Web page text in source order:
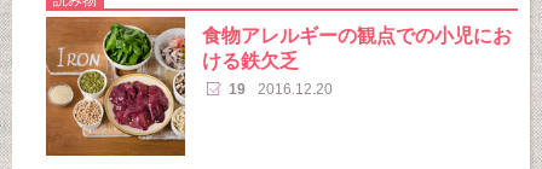
食物アレルギーの観点での小児にお
ける鉄欠乏
19 2016.12.20